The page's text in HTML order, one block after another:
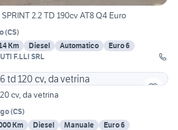
2.2 TD 190cv AT8 Q4 Euro
(CS)
Km Diesel Automatico
Euro 6
F.LLI SRL
cv, da vetrina
(CS)
Km Diesel Manuale
Euro 6